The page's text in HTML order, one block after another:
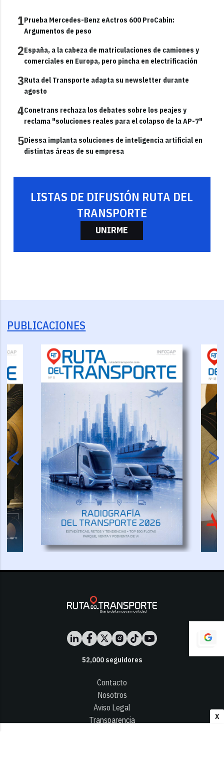
X
1Prueba Mercedes-Benz eActros 600 ProCabin:
Argumentos de peso
2España, a la cabeza de matriculaciones de camiones y
comerciales en Europa, pero pincha en electrificación
3Ruta del Transporte adapta su newsletter durante
agosto
4Conetrans rechaza los debates sobre los peajes y
reclama "soluciones reales para el colapso de la AP-7"
5Diessa implanta soluciones de inteligencia artificial en
distintas áreas de su empresa
LISTAS DE DIFUSIÓN RUTA DEL
TRANSPORTE
UNIRME
PUBLICACIONES
52,000seguidores
Contacto
Nosotros
Aviso Legal
Transparencia